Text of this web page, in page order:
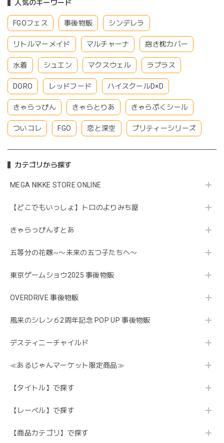
人気のキーワード
FGOフェス 事後物販 シンデレラ
リトルマーメイド マルチャーナ 抱き枕カバー
水着 シュエン マクスウェル ラプラス
DORO レッドフード ハイスクールD×D
きゃらっぴん きゃらとりあ きゃらぷくシール
ついコレ FGO 恋と深空 プリティーシリーズ
カテゴリから探す
MEGA NIKKE STORE ONLINE
【どこでもいっしょ】トロのよりみち屋
きゃらっぴんすとあ
五等分の花嫁∽〜未来の五つ子たちへ〜
東京ゲームショウ2025 事後物販
OVERDRIVE 事後物販
風来のシレン６2周年記念 POP UP 事後物販
デスティニーチャイルド
≪あるじゃんマーケット限定商品≫
【タイトル】で探す
【レーベル】で探す
【商品カテゴリ】で探す